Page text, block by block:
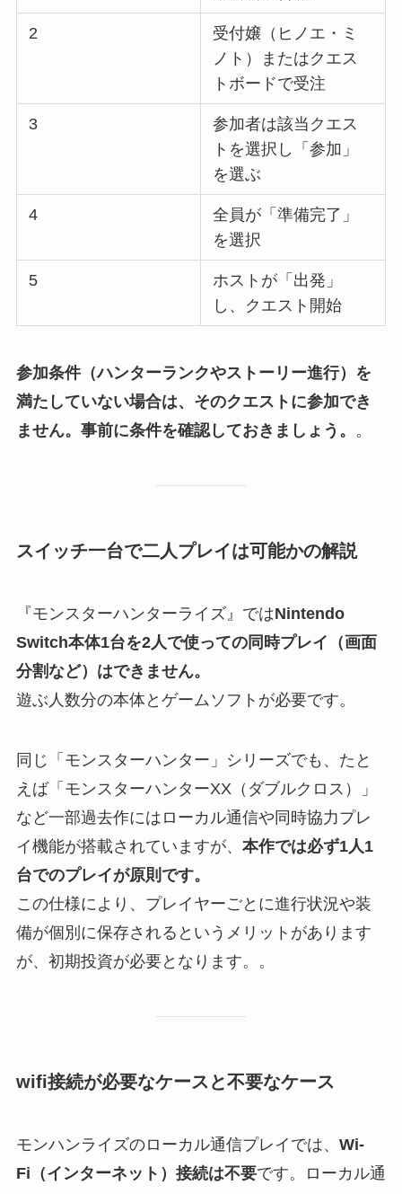
2
受付嬢（ヒノエ・ミ
ノト）またはクエス
トボードで受注
3
参加者は該当クエス
トを選択し「参加」
を選ぶ
4
全員が「準備完了」
を選択
5
ホストが「出発」
し、クエスト開始
参加条件（ハンターランクやストーリー進行）を
満たしていない場合は、そのクエストに参加でき
ません。事前に条件を確認しておきましょう。 。
スイッチ一台で二人プレイは可能かの解説
『モンスターハンターライズ』ではNintendo
Switch本体1台を2人で使っての同時プレイ（画面
分割など）はできません。
遊ぶ人数分の本体とゲームソフトが必要です。
同じ「モンスターハンター」シリーズでも、たと
えば「モンスターハンターXX（ダブルクロス）」
など一部過去作にはローカル通信や同時協力プレ
イ機能が搭載されていますが、 本作では必ず1人1
台でのプレイが原則です。
この仕様により、プレイヤーごとに進行状況や装
備が個別に保存されるというメリットがあります
が、初期投資が必要となります。。
wifi接続が必要なケースと不要なケース
モンハンライズのローカル通信プレイでは、 Wi-
Fi（インターネット）接続は不要です。ローカル通